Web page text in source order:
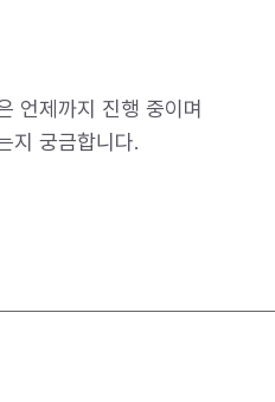
언제까지 진행 중이며
지 궁금합니다.